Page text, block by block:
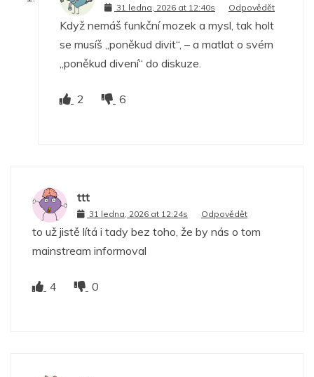
31 ledna, 2026 at 12:40s Odpovědět
Když nemáš funkční mozek a mysl, tak holt
se musíš „poněkud divit“, – a matlat o svém
„poněkud divení“ do diskuze.
2 6
ttt
31 ledna, 2026 at 12:24s Odpovědět
to už jistě lítá i tady bez toho, že by nás o tom
mainstream informoval
4 0